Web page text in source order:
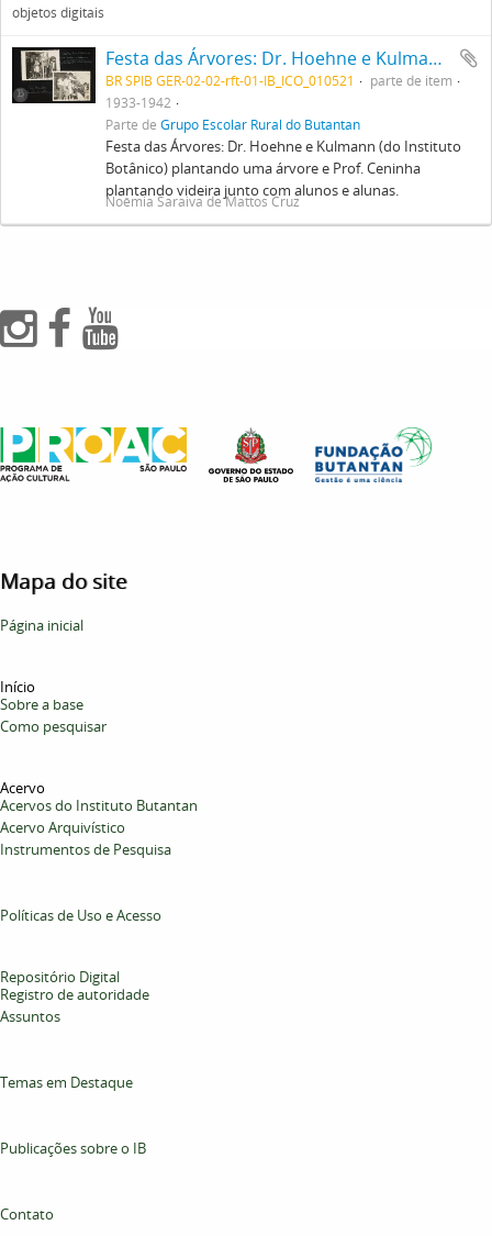
objetos digitais
Festa das Árvores: Dr. Hoehne e Kulmann (do Instituto Botânico) plantando uma árvore e Prof. Ceninha plantando videira junto com alunos e alunas
BR SPIB GER-02-02-rft-01-IB_ICO_010521
parte de item
1933-1942
Parte deGrupo Escolar Rural do Butantan
Festa das Árvores: Dr. Hoehne e Kulmann (do Instituto
Botânico) plantando uma árvore e Prof. Ceninha
plantando videira junto com alunos e alunas.
Noêmia Saraiva de Mattos Cruz
Mapa do site
Página inicial
Início
Sobre a base
Como pesquisar
Acervo
Acervos do Instituto Butantan
Acervo Arquivístico
Instrumentos de Pesquisa
Políticas de Uso e Acesso
Repositório Digital
Registro de autoridade
Assuntos
Temas em Destaque
Publicações sobre o IB
Contato